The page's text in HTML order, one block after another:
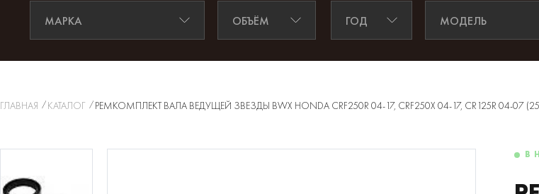
МАРКА ОБЪЁМ ГОД МОДЕЛЬ
ГЛАВНАЯ КАТАЛОГ РЕМКОМПЛЕКТ ВАЛА ВЕДУЩЕЙ ЗВЕЗДЫ BWX HONDA CRF250R 04-17, CRF250X 04-17, CR125R 04-07
В